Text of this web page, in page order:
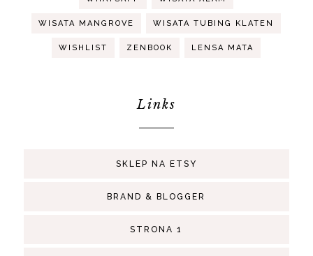
WISATA MANGROVE WISATA TUBING KLATEN
WISHLIST ZENBOOK LENSA MATA
Links
SKLEP NA ETSY
BRAND & BLOGGER
STRONA 1